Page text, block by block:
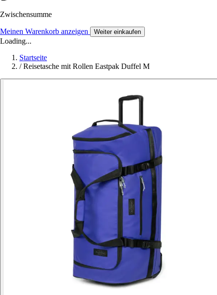
Zwischensumme
Meinen Warenkorb anzeigen Weiter einkaufen
Loading...
Startseite
/ Reisetasche mit Rollen Eastpak Duffel M